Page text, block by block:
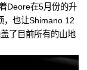
Deore在5月份的升
，也让Shimano 12
了目前所有的山地